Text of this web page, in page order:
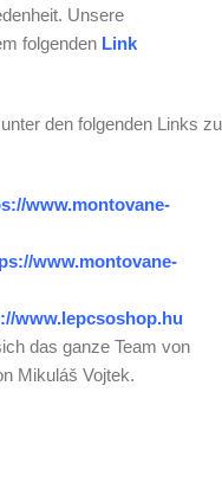
Unsere
folgenden Link
den folgenden Links zu
www.montovane-
www.montovane-
www.lepcsoshop.hu
das ganze Team von
Mikuláš Vojtek.